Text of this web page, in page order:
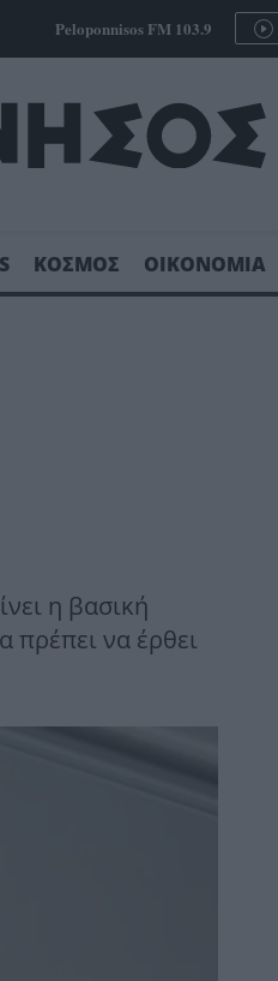
Peloponnisos FM 103.9
ΚΟΣΜΟΣ ΟΙΚΟΝΟΜΙΑ
η βασική
πρέπει να έρθει